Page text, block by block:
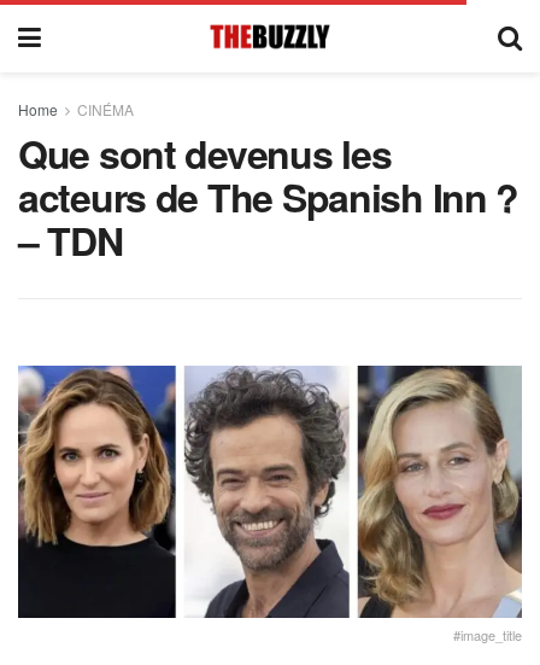
Home CINÉMA
Que sont devenus les
acteurs de The Spanish Inn ?
– TDN
#image_title